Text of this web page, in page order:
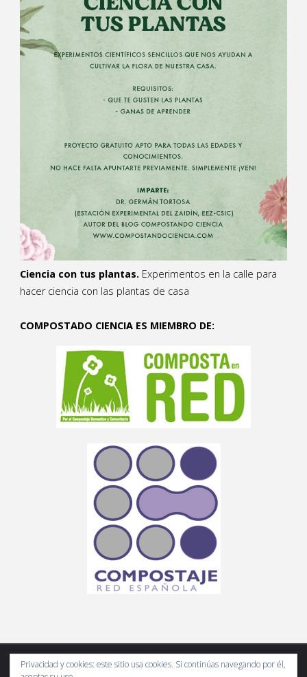
Ciencia con tus plantas. Experimentos en la calle para
hacer ciencia con las plantas de casa
COMPOSTADO CIENCIA ES MIEMBRO DE:
Privacidad y cookies: este sitio usa cookies. Si continúas navegando por él,